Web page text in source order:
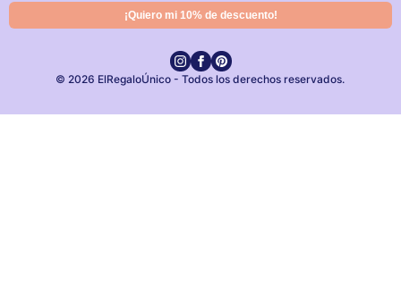
© 2026 ElRegaloÚnico - Todos los derechos reservados.